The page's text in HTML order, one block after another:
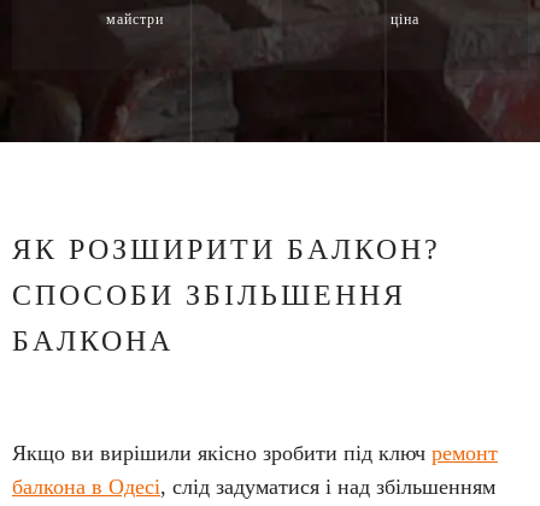
майстри
ціна
ЯК РОЗШИРИТИ БАЛКОН?
СПОСОБИ ЗБІЛЬШЕННЯ
БАЛКОНА
Якщо ви вирішили якісно зробити під ключ ремонт
балкона в Одесі, слід задуматися і над збільшенням